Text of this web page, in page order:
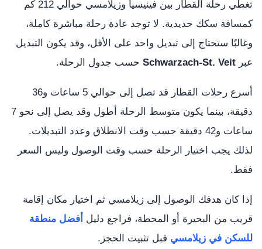
تغطي رحلة القطار بين فينيسيا وزيلامسي حوالي 212 كم
كمسافة سكك حديدية. لا توجد عادة رحلة مباشرة كاملة،
وغالبًا ستحتاج إلى تبديل واحد على الأقل، وقد يكون التبديل
عبر Schwarzach-St. Veit حسب جدول الرحلة.
أسرع رحلات القطار قد تصل إلى حوالي 5 ساعات و36
دقيقة، بينما يكون متوسط الرحلة أطول وقد يصل إلى نحو 7
ساعات و42 دقيقة حسب وقت الانطلاق وعدد التبديلات.
لذلك يجب اختيار الرحلة حسب وقت الوصول وليس السعر
فقط.
إذا كان هدفك الوصول إلى زيلامسي ثم اختيار مكان إقامة
قريب من البحيرة أو المحطة، فراجع دليل أفضل منطقة
للسكن في زيلامسي قبل تثبيت الحجز.